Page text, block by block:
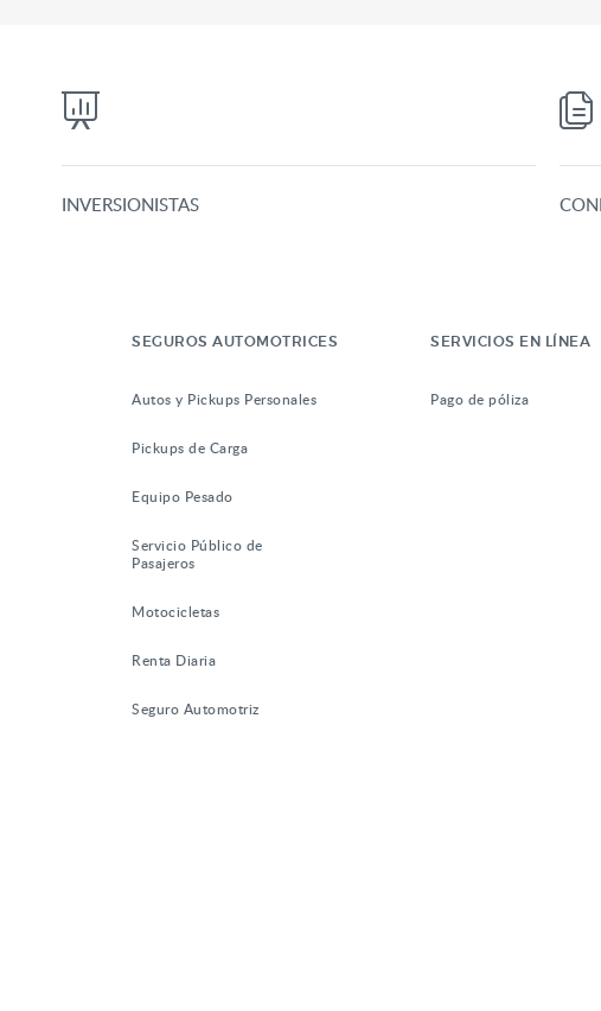
INVERSIONISTAS
SEGUROS AUTOMOTRICES
Autos y Pickups Personales
Pickups de Carga
Equipo Pesado
Servicio Público de
Pasajeros
Motocicletas
Renta Diaria
Seguro Automotriz
SERVICIOS EN LÍNEA
Pago de póliza